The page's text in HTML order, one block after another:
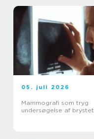
05. juli 2026
Mammografi som tryg
undersøgelse af brystet